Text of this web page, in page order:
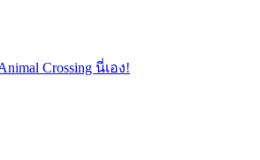
Crossing นี่เอง!